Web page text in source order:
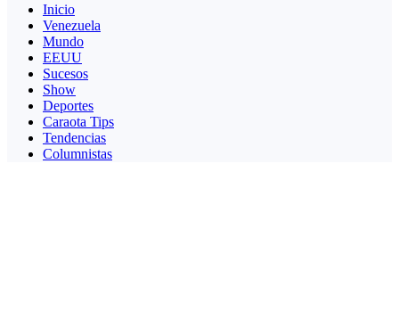
Inicio
Venezuela
Mundo
EEUU
Sucesos
Show
Deportes
Caraota Tips
Tendencias
Columnistas